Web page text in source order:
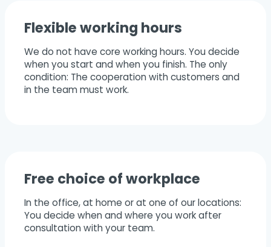
Flexible working hours
We do not have core working hours. You decide
when you start and when you finish. The only
condition: The cooperation with customers and
in the team must work.
Free choice of workplace
In the office, at home or at one of our locations:
You decide when and where you work after
consultation with your team.